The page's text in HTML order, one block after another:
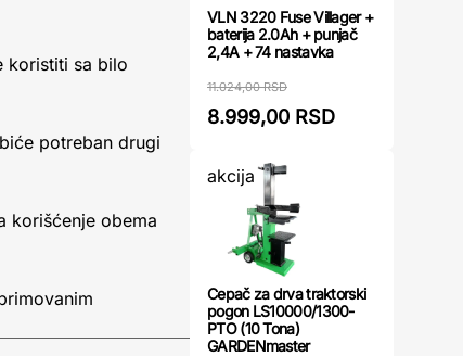
koristiti sa bilo
potreban drugi
korišćenje obema
VLN 3220 Fuse Villager +
baterija 2.0Ah + punjač
2,4A + 74 nastavka
11.024,00 RSD
8.999,00 RSD
akcija
Cepač za drva traktorski
pogon LS10000/1300-
PTO (10 Tona)
GARDENmaster